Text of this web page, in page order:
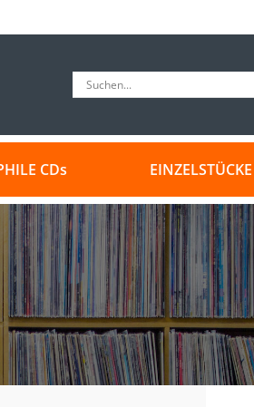
CDs EINZELSTÜCKE